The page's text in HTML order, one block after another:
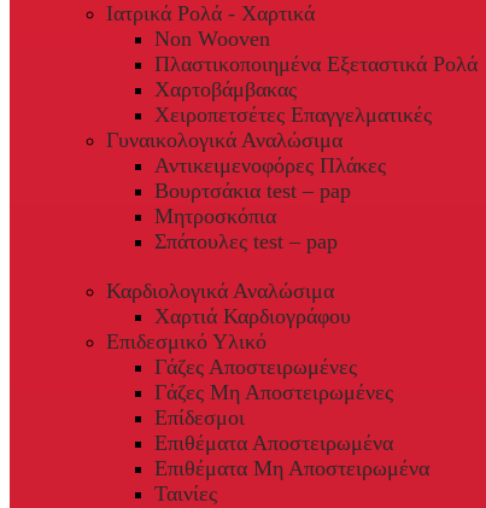
Ιατρικά Ρολά - Χαρτικά
Non Wooven
Πλαστικοποιημένα Εξεταστικά Ρολά
Χαρτοβάμβακας
Χειροπετσέτες Επαγγελματικές
Γυναικολογικά Αναλώσιμα
Αντικειμενοφόρες Πλάκες
Βουρτσάκια test – pap
Μητροσκόπια
Σπάτουλες test – pap
Καρδιολογικά Αναλώσιμα
Χαρτιά Καρδιογράφου
Επιδεσμικό Υλικό
Γάζες Αποστειρωμένες
Γάζες Μη Αποστειρωμένες
Επίδεσμοι
Επιθέματα Αποστειρωμένα
Επιθέματα Μη Αποστειρωμένα
Ταινίες